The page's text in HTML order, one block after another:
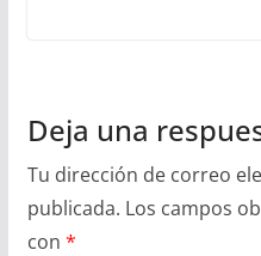
Deja una
Tu dirección de correo
publicada. Los campos
con *